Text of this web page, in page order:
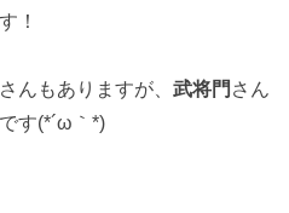
！
んもありますが、 武将門 さん
す(*´ω｀*)